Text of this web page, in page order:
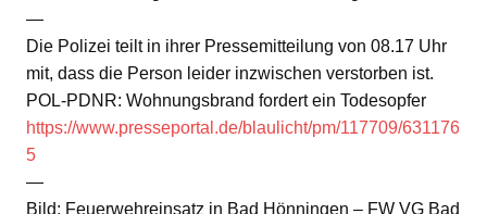
—
Die Polizei teilt in ihrer Pressemitteilung von 08.17 Uhr
mit, dass die Person leider inzwischen verstorben ist.
POL-PDNR: Wohnungsbrand fordert ein Todesopfer
https://www.presseportal.de/blaulicht/pm/117709/631176
5
—
Bild: Feuerwehreinsatz in Bad Hönningen – FW VG Bad